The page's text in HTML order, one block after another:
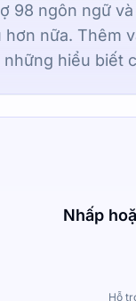
98 ngôn ngữ
hơn nữa. Thêm
những hiểu biết
Nhấp
Hỗ